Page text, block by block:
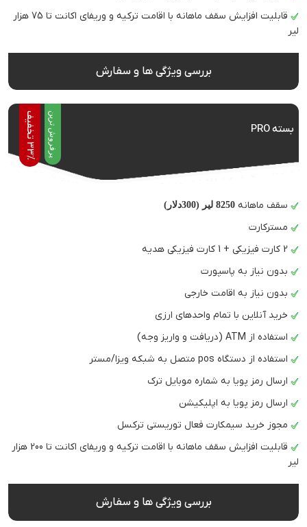
قابلیت افزایش سقف ماهانه با اقامت ترکیه و وریفای اکانت تا 75 هزار
لیر
بررسی ویژگی ها و سفارش
بسته PRO
3
3
%
ت
خ
ف
ی
ف پرفروش ترین
سقف ماهانه 8250 لیر (300دلار)
مسترکارت
بدون نیاز به پاسپورت
بدون نیاز به اقامت خارجی
خرید آنلاین با تمام واحدهای ارزی
استفاده از ATM (دریافت و واریز وجه)
استفاده از دستگاه pos متصل به شبکه ویزا/مستر
ارسال رمز پویا به شماره موبایل ترک
ارسال رمز پویا به اپلیکیشن
مجوز خرید سیمکارت فعال توریستی ترکسل
قابلیت افزایش سقف ماهانه با اقامت ترکیه و وریفای اکانت تا 200 هزار
لیر
بررسی ویژگی ها و سفارش